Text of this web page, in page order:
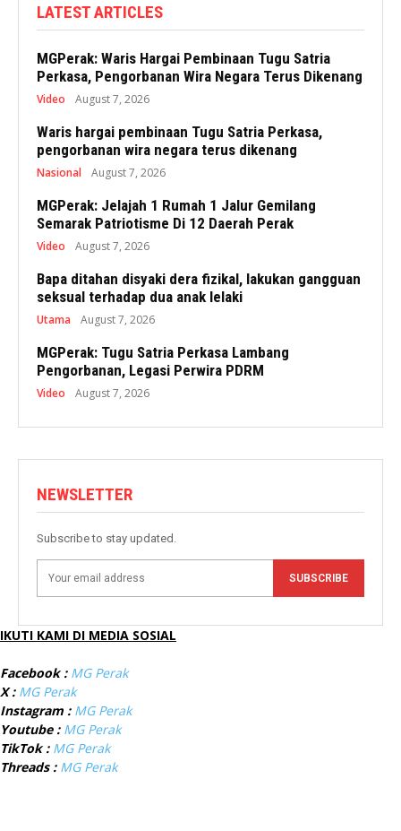
LATEST ARTICLES
MGPerak: Waris Hargai Pembinaan Tugu Satria
Perkasa, Pengorbanan Wira Negara Terus Dikenang
Video August 7, 2026
Waris hargai pembinaan Tugu Satria Perkasa,
pengorbanan wira negara terus dikenang
Nasional August 7, 2026
MGPerak: Jelajah 1 Rumah 1 Jalur Gemilang
Semarak Patriotisme Di 12 Daerah Perak
Video August 7, 2026
Bapa ditahan disyaki dera fizikal, lakukan gangguan
seksual terhadap dua anak lelaki
Utama August 7, 2026
MGPerak: Tugu Satria Perkasa Lambang
Pengorbanan, Legasi Perwira PDRM
Video August 7, 2026
NEWSLETTER
Subscribe to stay updated.
SUBSCRIBE
IKUTI KAMI DI MEDIA SOSIAL
Facebook : MG Perak
X : MG Perak
Instagram : MG Perak
Youtube : MG Perak
TikTok : MG Perak
Threads : MG Perak